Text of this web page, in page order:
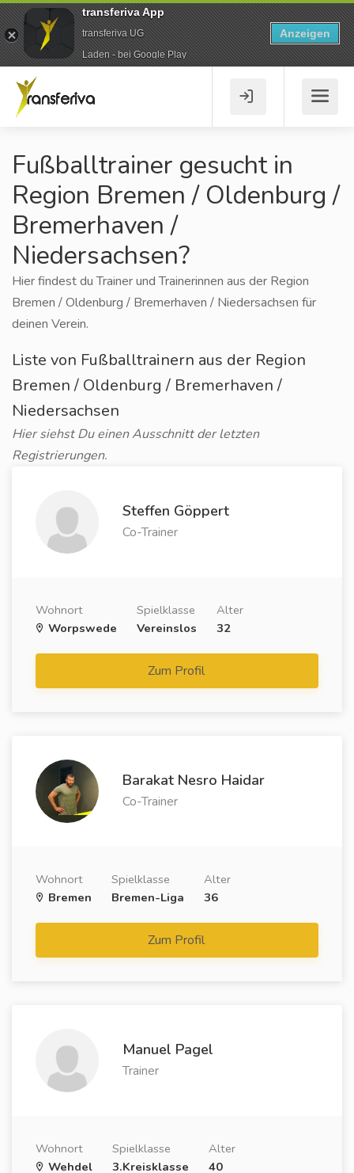
Fußballtrainer gesucht in
Region Bremen / Oldenburg /
Bremerhaven /
Niedersachsen?
Hier findest du Trainer und Trainerinnen aus der Region
Bremen / Oldenburg / Bremerhaven / Niedersachsen für
deinen Verein.
Liste von Fußballtrainern aus der Region
Bremen / Oldenburg / Bremerhaven /
Niedersachsen
Hier siehst Du einen Ausschnitt der letzten
Registrierungen.
Steffen Göppert
Co-Trainer
Wohnort
Worpswede
Spielklasse
Vereinslos
Alter
32
Zum Profil
Barakat Nesro Haidar
Co-Trainer
Wohnort
Bremen
Spielklasse
Bremen-Liga
Alter
36
Zum Profil
Manuel Pagel
Trainer
Wohnort
Wehdel
Spielklasse
3.Kreisklasse
Alter
40
transferiva App
transferiva UG
Laden - bei Google Play
Anzeigen